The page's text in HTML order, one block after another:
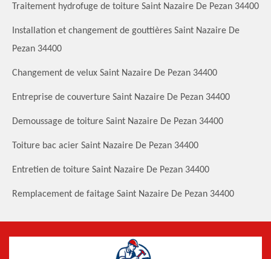
Traitement hydrofuge de toiture Saint Nazaire De Pezan 34400
Installation et changement de gouttières Saint Nazaire De
Pezan 34400
Changement de velux Saint Nazaire De Pezan 34400
Entreprise de couverture Saint Nazaire De Pezan 34400
Demoussage de toiture Saint Nazaire De Pezan 34400
Toiture bac acier Saint Nazaire De Pezan 34400
Entretien de toiture Saint Nazaire De Pezan 34400
Remplacement de faitage Saint Nazaire De Pezan 34400